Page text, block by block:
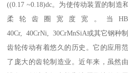
((0.17 ~0.18)dc。为使传动装置的制造
柔轮齿圈宽度宽。当
40Cr, 40CrNi, 30CrMnSiA或其它钢种制
齿轮传动有着悠久的历史。它的应用
了庞大的齿轮制造业。近年来，虽然